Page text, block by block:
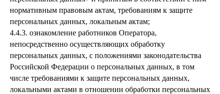
нормативным правовым актам, требованиям к защите
персональных данных, локальным актам;
4.4.3. ознакомление работников Оператора,
непосредственно осуществляющих обработку
персональных данных, с положениями законодательства
Российской Федерации о персональных данных, в том
числе требованиями к защите персональных данных,
локальными актами в отношении обработки персональных